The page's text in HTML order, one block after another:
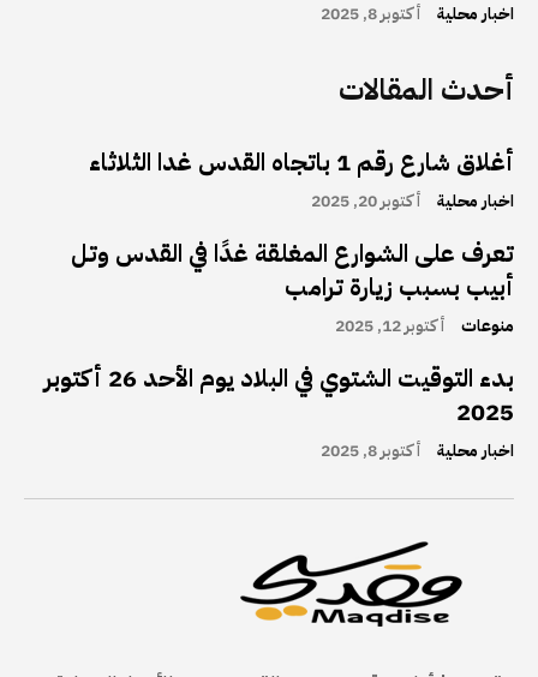
اخبار محلية أكتوبر 8, 2025
أحدث المقالات
أغلاق شارع رقم 1 باتجاه القدس غدا الثلاثاء
اخبار محلية أكتوبر 20, 2025
تعرف على الشوارع المغلقة غدًا في القدس وتل
أبيب بسبب زيارة ترامب
منوعات أكتوبر 12, 2025
بدء التوقيت الشتوي في البلاد يوم الأحد 26 أكتوبر
2025
اخبار محلية أكتوبر 8, 2025